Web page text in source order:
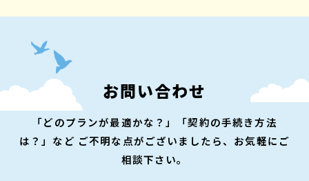
お問い合わせ
「どのプランが最適かな？」「契約の手続き方法
は？」など ご不明な点がございましたら、お気軽にご
相談下さい。